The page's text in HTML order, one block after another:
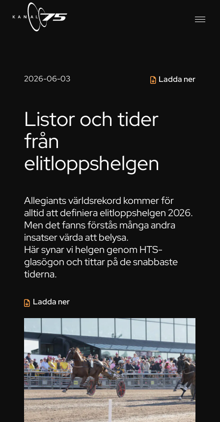
2026-06-03 Ladda ner
Listor och tider
från
elitloppshelgen
Allegiants världsrekord kommer för
alltid att definiera elitloppshelgen 2026.
Men det fanns förstås många andra
insatser värda att belysa.
Här synar vi helgen genom HTS-
glasögon och tittar på de snabbaste
tiderna.
Ladda ner